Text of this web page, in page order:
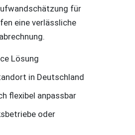
für
eine verlässliche
Lösung
in Deutschland
flexibel anpassbar
oder